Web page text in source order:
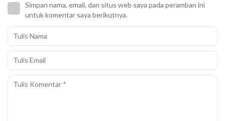
Simpan nama, email, dan situs web saya pada peramban ini
untuk komentar saya berikutnya.